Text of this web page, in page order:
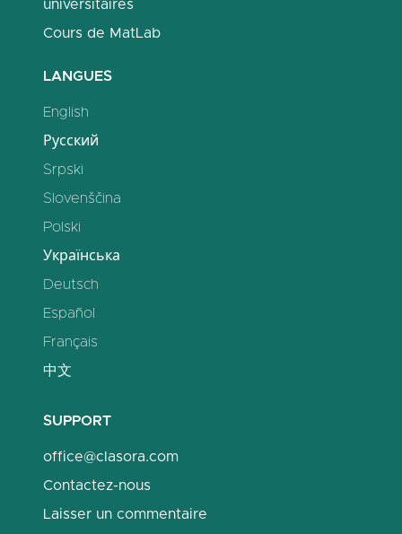
universitaires
Cours de MatLab
LANGUES
English
Русский
Srpski
Slovenščina
Polski
Українська
Deutsch
Español
Français
中文
SUPPORT
office@clasora.com
Contactez-nous
Laisser un commentaire